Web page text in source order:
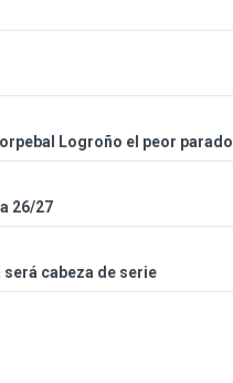
Logroño el peor parado
26/27
será cabeza de serie